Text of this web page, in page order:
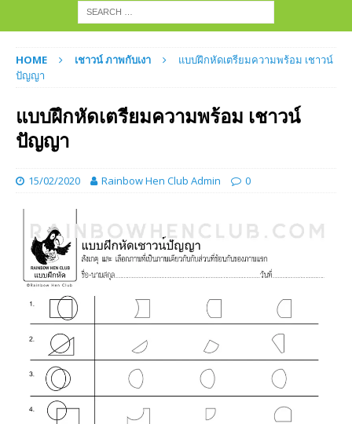
HOME เชาวน์ ภาพกับเงา
แบบฝึกหัดเตรียมความพร้อม เชาวน์
ปัญญา
แบบฝึกหัดเตรียมความพร้อม เชาวน์
ปัญญา
15/02/2020 Rainbow Hen Club Admin 0